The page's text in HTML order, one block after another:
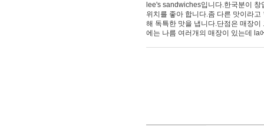
lee's sandwiches입니다.한국분이
위치를 좋아 합니다.좀 다른 맛이라
해 독특한 맛을 냅니다.단점은 매장
에는 나름 여러개의 매장이 있는데 la